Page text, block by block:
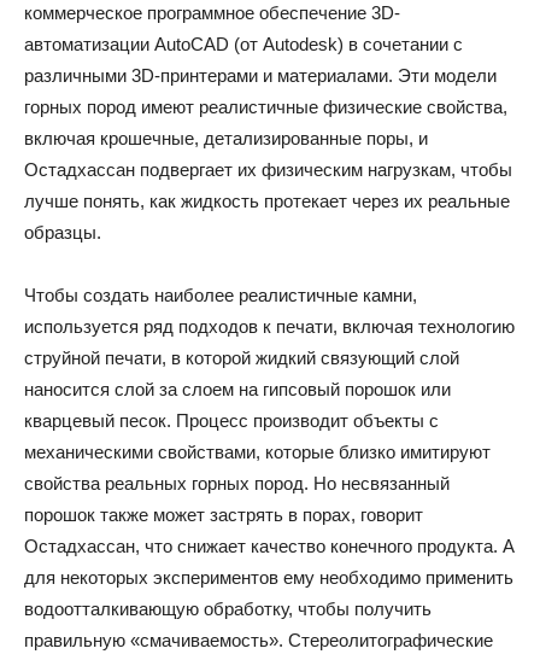
коммерческое программное обеспечение 3D-
автоматизации AutoCAD (от Autodesk) в сочетании с
различными 3D-принтерами и материалами. Эти модели
горных пород имеют реалистичные физические свойства,
включая крошечные, детализированные поры, и
Остадхассан подвергает их физическим нагрузкам, чтобы
лучше понять, как жидкость протекает через их реальные
образцы.
Чтобы создать наиболее реалистичные камни,
используется ряд подходов к печати, включая технологию
струйной печати, в которой жидкий связующий слой
наносится слой за слоем на гипсовый порошок или
кварцевый песок. Процесс производит объекты с
механическими свойствами, которые близко имитируют
свойства реальных горных пород. Но несвязанный
порошок также может застрять в порах, говорит
Остадхассан, что снижает качество конечного продукта. А
для некоторых экспериментов ему необходимо применить
водоотталкивающую обработку, чтобы получить
правильную «смачиваемость». Стереолитографические